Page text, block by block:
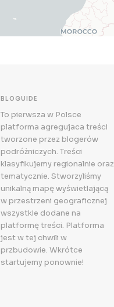
BLOGUIDE
To pierwsza w Polsce
platforma agregujaca treści
tworzone przez blogerów
podróżniczych. Treści
klasyfikujemy regionalnie oraz
tematycznie. Stworzyliśmy
unikalną mapę wyświetlającą
w przestrzeni geograficznej
wszystkie dodane na
platformę treści. Platforma
jest w tej chwili w
przbudowie. Wkrótce
startujemy ponownie!